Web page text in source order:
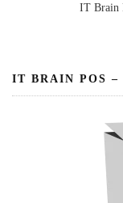
IT Brain
IT BRAIN POS –